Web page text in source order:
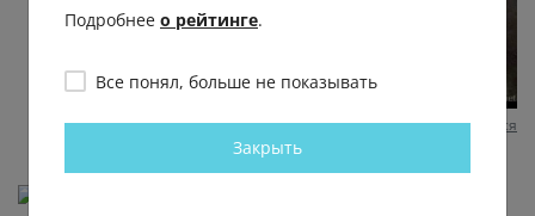
1 год назад 0 0 Отвечать Пожаловаться
Подробнее о рейтинге.
Все понял, больше не показывать
Закрыть